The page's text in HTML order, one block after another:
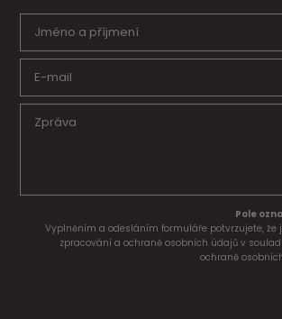
Pole
Vyplněním a odesláním formuláře potvrzujete, že
zpracování a ochraně osobních údajů v
ochraně